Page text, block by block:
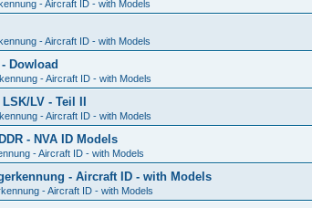
- Aircraft ID - with Models
- Aircraft ID - with Models
Dowload
- Aircraft ID - with Models
LV - Teil II
- Aircraft ID - with Models
- NVA ID Models
- Aircraft ID - with Models
- Aircraft ID - with Models
- Aircraft ID - with Models